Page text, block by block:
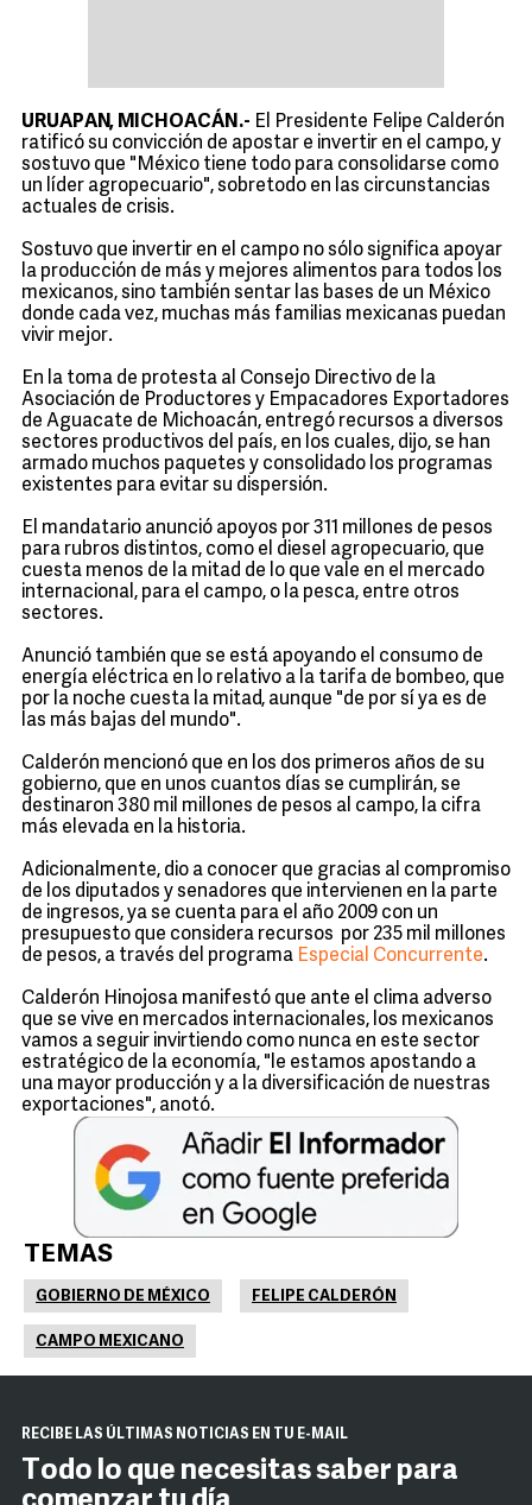
URUAPAN, MICHOACÁN.- El Presidente Felipe Calderón
ratificó su convicción de apostar e invertir en el campo, y
sostuvo que "México tiene todo para consolidarse como
un líder agropecuario", sobretodo en las circunstancias
actuales de crisis.
Sostuvo que invertir en el campo no sólo significa apoyar
la producción de más y mejores alimentos para todos los
mexicanos, sino también sentar las bases de un México
donde cada vez, muchas más familias mexicanas puedan
vivir mejor.
En la toma de protesta al Consejo Directivo de la
Asociación de Productores y Empacadores Exportadores
de Aguacate de Michoacán, entregó recursos a diversos
sectores productivos del país, en los cuales, dijo, se han
armado muchos paquetes y consolidado los programas
existentes para evitar su dispersión.
El mandatario anunció apoyos por 311 millones de pesos
para rubros distintos, como el diesel agropecuario, que
cuesta menos de la mitad de lo que vale en el mercado
internacional, para el campo, o la pesca, entre otros
sectores.
Anunció también que se está apoyando el consumo de
energía eléctrica en lo relativo a la tarifa de bombeo, que
por la noche cuesta la mitad, aunque "de por sí ya es de
las más bajas del mundo".
Calderón mencionó que en los dos primeros años de su
gobierno, que en unos cuantos días se cumplirán, se
destinaron 380 mil millones de pesos al campo, la cifra
más elevada en la historia.
Adicionalmente, dio a conocer que gracias al compromiso
de los diputados y senadores que intervienen en la parte
de ingresos, ya se cuenta para el año 2009 con un
presupuesto que considera recursos por 235 mil millones
de pesos, a través del programa Especial Concurrente.
Calderón Hinojosa manifestó que ante el clima adverso
que se vive en mercados internacionales, los mexicanos
vamos a seguir invirtiendo como nunca en este sector
estratégico de la economía, "le estamos apostando a
una mayor producción y a la diversificación de nuestras
exportaciones", anotó.
TEMAS
GOBIERNO DE MÉXICO FELIPE CALDERÓN
CAMPO MEXICANO
RECIBE LAS ÚLTIMAS NOTICIAS EN TU E-MAIL
Todo lo que necesitas saber para